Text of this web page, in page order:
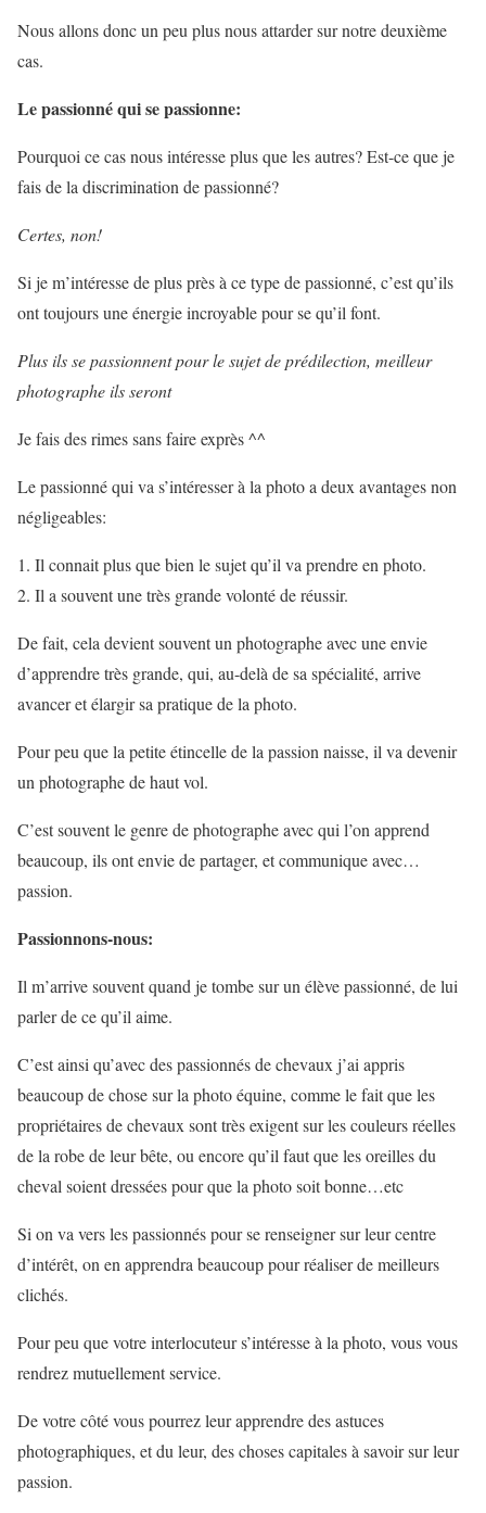
Nous allons donc un peu plus nous attarder sur notre deuxième
cas.
Le passionné qui se passionne:
Pourquoi ce cas nous intéresse plus que les autres? Est-ce que je
fais de la discrimination de passionné?
Certes, non!
Si je m’intéresse de plus près à ce type de passionné, c’est qu’ils
ont toujours une énergie incroyable pour se qu’il font.
Plus ils se passionnent pour le sujet de prédilection, meilleur
photographe ils seront
Je fais des rimes sans faire exprès ^^
Le passionné qui va s’intéresser à la photo a deux avantages non
négligeables:
Il connait plus que bien le sujet qu’il va prendre en photo.
Il a souvent une très grande volonté de réussir.
De fait, cela devient souvent un photographe avec une envie
d’apprendre très grande, qui, au-delà de sa spécialité, arrive
avancer et élargir sa pratique de la photo.
Pour peu que la petite étincelle de la passion naisse, il va devenir
un photographe de haut vol.
C’est souvent le genre de photographe avec qui l’on apprend
beaucoup, ils ont envie de partager, et communique avec…
passion.
Passionnons-nous:
Il m’arrive souvent quand je tombe sur un élève passionné, de lui
parler de ce qu’il aime.
C’est ainsi qu’avec des passionnés de chevaux j’ai appris
beaucoup de chose sur la photo équine, comme le fait que les
propriétaires de chevaux sont très exigent sur les couleurs réelles
de la robe de leur bête, ou encore qu’il faut que les oreilles du
cheval soient dressées pour que la photo soit bonne…etc
Si on va vers les passionnés pour se renseigner sur leur centre
d’intérêt, on en apprendra beaucoup pour réaliser de meilleurs
clichés.
Pour peu que votre interlocuteur s’intéresse à la photo, vous vous
rendrez mutuellement service.
De votre côté vous pourrez leur apprendre des astuces
photographiques, et du leur, des choses capitales à savoir sur leur
passion.